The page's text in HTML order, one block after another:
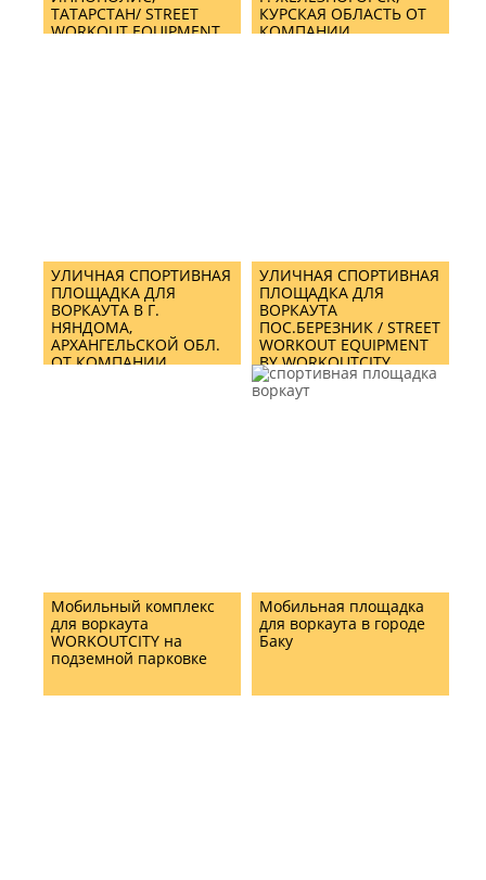
ТАТАРСТАН/ STREET
WORKOUT EQUIPMENT
КУРСКАЯ ОБЛАСТЬ ОТ
КОМПАНИИ
УЛИЧНАЯ СПОРТИВНАЯ
ПЛОЩАДКА ДЛЯ
ВОРКАУТА В Г.
НЯНДОМА,
АРХАНГЕЛЬСКОЙ ОБЛ.
ОТ КОМПАНИИ
УЛИЧНАЯ СПОРТИВНАЯ
ПЛОЩАДКА ДЛЯ
ВОРКАУТА
ПОС.БЕРЕЗНИК / STREET
WORKOUT EQUIPMENT
BY WORKOUTCITY
Мобильный комплекс
для воркаута
WORKOUTCITY на
подземной парковке
Мобильная площадка
для воркаута в городе
Баку